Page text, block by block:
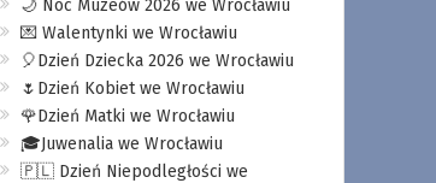
🌙 Noc Muzeów 2026 we Wrocławiu
💌 Walentynki we Wrocławiu
🎈Dzień Dziecka 2026 we Wrocławiu
🌷Dzień Kobiet we Wrocławiu
🌹Dzień Matki we Wrocławiu
🎓Juwenalia we Wrocławiu
🇵🇱 Dzień Niepodległości we